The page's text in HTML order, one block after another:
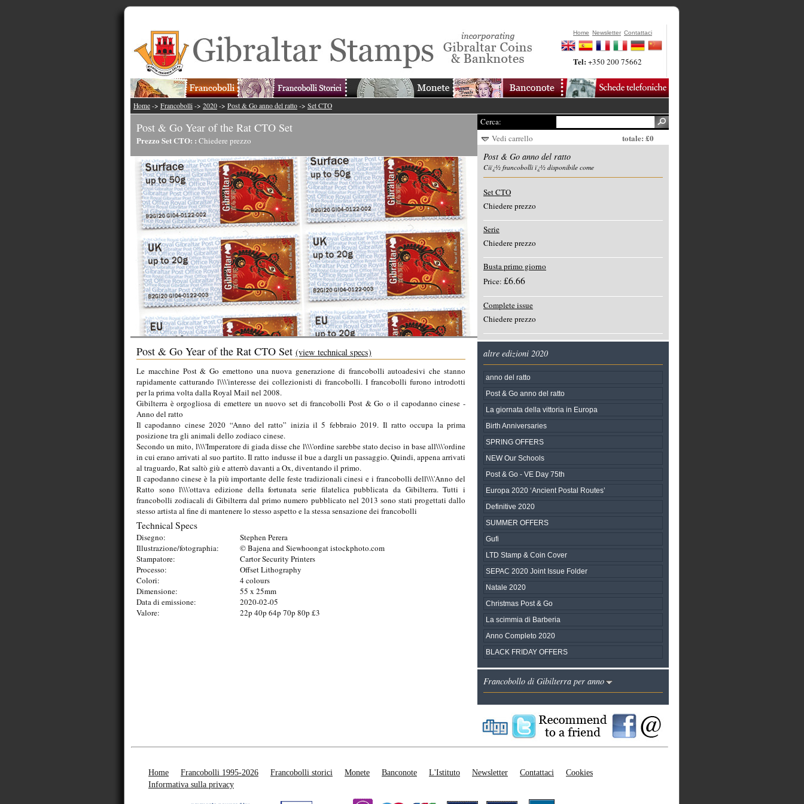
Home Newsletter Contattaci
Tel:+350 200 75662
Home -> Francobolli -> 2020 -> Post & Go anno del ratto -> Set CTO
Post & Go Year of the Rat CTO Set
Prezzo Set CTO: : Chiedere prezzo
Post & Go Year of the Rat CTO Set (view technical specs)
Le macchine Post & Go emettono una nuova generazione di francobolli autoadesivi che stanno
rapidamente catturando l\\\'interesse dei collezionisti di francobolli. I francobolli furono introdotti
per la prima volta dalla Royal Mail nel 2008.
Gibilterra è orgogliosa di emettere un nuovo set di francobolli Post & Go o il capodanno cinese -
Anno del ratto
Il capodanno cinese 2020 “Anno del ratto” inizia il 5 febbraio 2019. Il ratto occupa la prima
posizione tra gli animali dello zodiaco cinese.
Secondo un mito, l\\\'Imperatore di giada disse che l\\\'ordine sarebbe stato deciso in base all\\\'ordine
in cui erano arrivati ​​al suo partito. Il ratto indusse il bue a dargli un passaggio. Quindi, appena arrivati
​​al traguardo, Rat saltò giù e atterrò davanti a Ox, diventando il primo.
Il capodanno cinese è la più importante delle feste tradizionali cinesi e i francobolli dell\\\'Anno del
Ratto sono l\\\'ottava edizione della fortunata serie filatelica pubblicata da Gibilterra. Tutti i
francobolli zodiacali di Gibilterra dal primo numero pubblicato nel 2013 sono stati progettati dallo
stesso artista al fine di mantenere lo stesso aspetto e la stessa sensazione dei francobolli
Technical Specs
Disegno:
Stephen Perera
Illustrazione/fotographia:
© Bajena and Siewhoongat istockphoto.com
Stampatore:
Cartor Security Printers
Processo:
Offset Lithography
Colori:
4 colours
Dimensione:
55 x 25mm
Data di emissione:
2020-02-05
Valore:
22p 40p 64p 70p 80p £3
Cerca:
Vedi carrello
totale: £0
Post & Go anno del ratto
Ciï¿½ francobolli ï¿½ disponibile come
Set CTO
Chiedere prezzo
Serie
Chiedere prezzo
Busta primo giorno
Price: £6.66
Complete issue
Chiedere prezzo
altre edizioni 2020
anno del ratto
Post & Go anno del ratto
La giornata della vittoria in Europa
Birth Anniversaries
SPRING OFFERS
NEW Our Schools
Post & Go - VE Day 75th
Europa 2020 ‘Ancient Postal Routes’
Definitive 2020
SUMMER OFFERS
Gufi
LTD Stamp & Coin Cover
SEPAC 2020 Joint Issue Folder
Natale 2020
Christmas Post & Go
La scimmia di Barberia
Anno Completo 2020
BLACK FRIDAY OFFERS
Francobollo di Gibilterra per anno
Home Francobolli 1995-2026 Francobolli storici Monete Banconote L'Istituto Newsletter Contattaci
Cookies
Informativa sulla privacy